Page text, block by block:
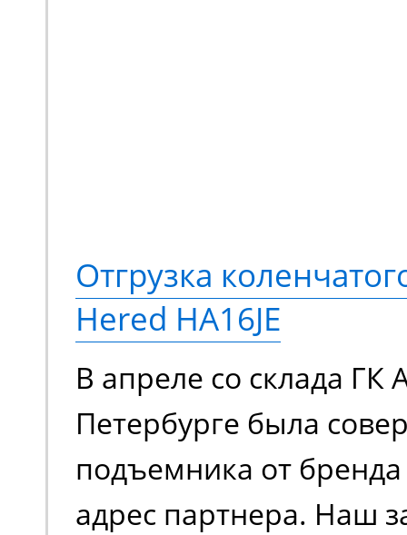
Отгрузка
Hered HA16JE
В апреле со склада ГК
Петербурге была
подъемника от
адрес партнера. Наш